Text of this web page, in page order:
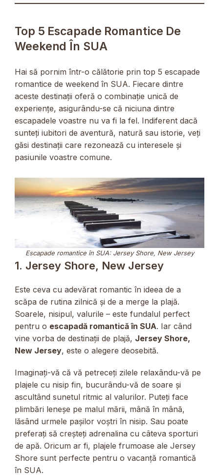
Top 5 Escapade Romantice De
Weekend În SUA
Hai să pornim într-o călătorie prin top 5 escapade
romantice de weekend în SUA. Fiecare dintre
aceste destinații oferă o combinație unică de
experiențe, asigurându-se că niciuna dintre
escapadele voastre nu va fi la fel. Indiferent dacă
sunteți iubitori de aventură, natură sau istorie, veți
găsi destinații care rezonează cu interesele și
pasiunile voastre comune.
Escapade romantice în SUA: Jersey Shore, New Jersey
1. Jersey Shore, New Jersey
Este ceva cu adevărat romantic în ideea de a
scăpa de rutina zilnică și de a merge la plajă.
Soarele, nisipul, valurile – este fundalul perfect
pentru o escapadă romantică în SUA. Iar când
vine vorba de destinații de plajă, Jersey Shore,
New Jersey, este o alegere deosebită.
Imaginați-vă că vă petreceți zilele relaxându-vă pe
plajele cu nisip fin, bucurându-vă de soare și
ascultând sunetul ritmic al valurilor. Puteți face
plimbări leneșe pe malul mării, mână în mână,
lăsând urmele pașilor voștri în nisip. Sau poate
preferați să creșteți adrenalina cu câteva sporturi
de apă. Oricum ar fi, plajele frumoase ale Jersey
Shore sunt perfecte pentru o vacanță romantică
în SUA.